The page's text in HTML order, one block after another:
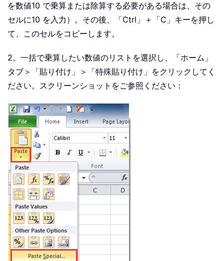
を数値10 で乗算または除算する必要がある場合は、その
セルに10 を入力）。その後、「Ctrl」＋「C」キーを押し
て、このセルをコピーします。
2。一括で乗算したい数値のリストを選択し、「ホーム」
タブ＞「貼り付け」＞「特殊貼り付け」をクリックしてく
ださい。スクリーンショットをご参照ください：